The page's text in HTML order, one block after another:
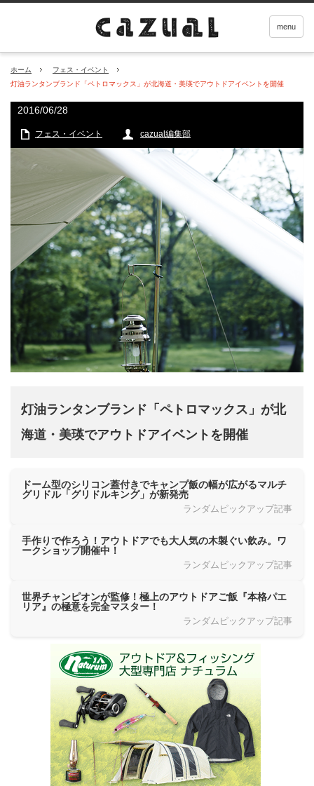
menu
ホーム
フェス・イベント
灯油ランタンブランド「ペトロマックス」が北海道・美瑛でアウトドアイベントを開催
2016/06/28
フェス・イベント cazual編集部
灯油ランタンブランド「ペトロマックス」が北
海道・美瑛でアウトドアイベントを開催
ドーム型のシリコン蓋付きでキャンプ飯の幅が広がるマルチ
グリドル「グリドルキング」が新発売
ランダムピックアップ記事
手作りで作ろう！アウトドアでも大人気の木製ぐい飲み。ワ
ークショップ開催中！
ランダムピックアップ記事
世界チャンピオンが監修！極上のアウトドアご飯『本格パエ
リア』の極意を完全マスター！
ランダムピックアップ記事